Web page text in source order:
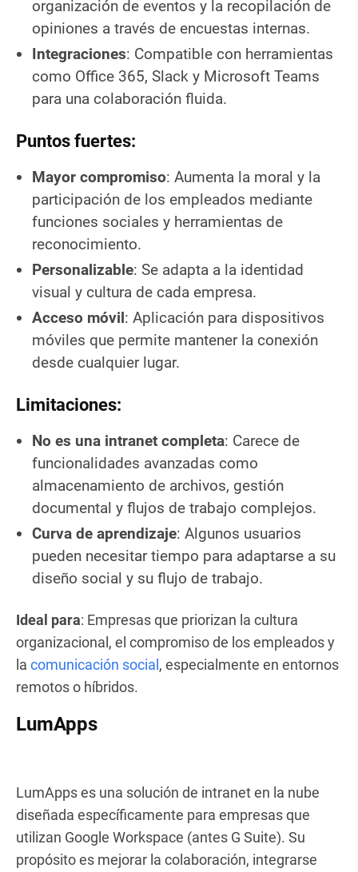
organización de eventos y la recopilación de
opiniones a través de encuestas internas.
Integraciones: Compatible con herramientas
como Office 365, Slack y Microsoft Teams
para una colaboración fluida.
Puntos fuertes:
Mayor compromiso: Aumenta la moral y la
participación de los empleados mediante
funciones sociales y herramientas de
reconocimiento.
Personalizable: Se adapta a la identidad
visual y cultura de cada empresa.
Acceso móvil: Aplicación para dispositivos
móviles que permite mantener la conexión
desde cualquier lugar.
Limitaciones:
No es una intranet completa: Carece de
funcionalidades avanzadas como
almacenamiento de archivos, gestión
documental y flujos de trabajo complejos.
Curva de aprendizaje: Algunos usuarios
pueden necesitar tiempo para adaptarse a su
diseño social y su flujo de trabajo.
Ideal para: Empresas que priorizan la cultura
organizacional, el compromiso de los empleados y
la comunicación social, especialmente en entornos
remotos o híbridos.
LumApps
LumApps es una solución de intranet en la nube
diseñada específicamente para empresas que
utilizan Google Workspace (antes G Suite). Su
propósito es mejorar la colaboración, integrarse